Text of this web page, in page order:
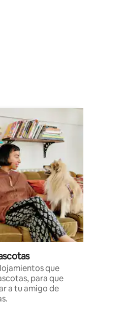
que
para que
a tu amigo de